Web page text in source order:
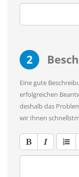
2
Eine gute
erfolgreichen
deshalb das
wir Ihnen